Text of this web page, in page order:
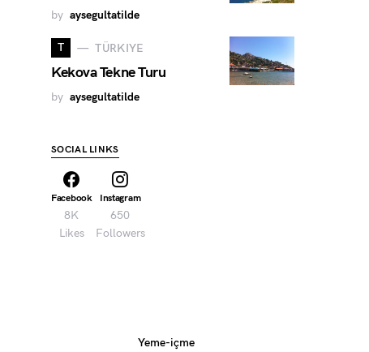
by aysegultatilde
T TÜRKIYE
Kekova Tekne Turu
by aysegultatilde
SOCIAL LINKS
Facebook
8K
Likes
Instagram
650
Followers
Yeme-içme